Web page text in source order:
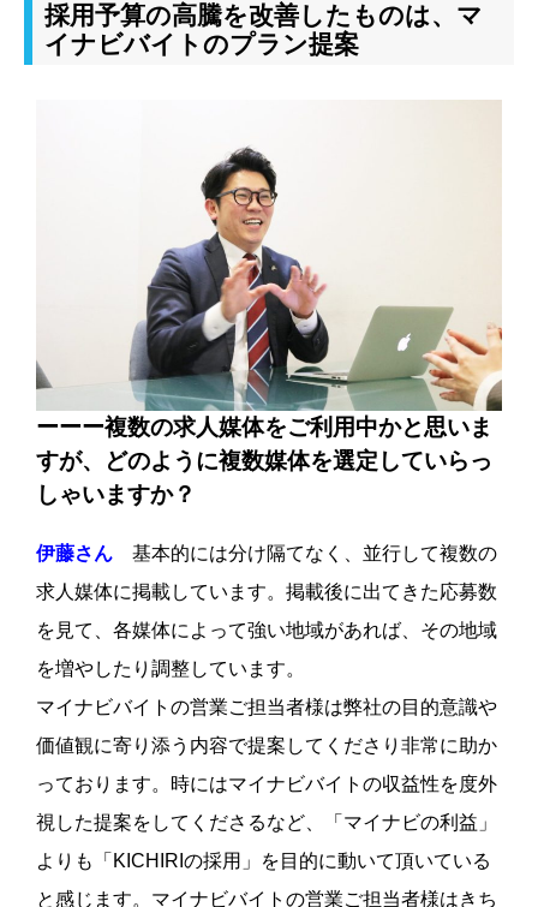
採用予算の高騰を改善したものは、マ
イナビバイトのプラン提案
ーーー複数の求人媒体をご利用中かと思いま
すが、どのように複数媒体を選定していらっ
しゃいますか？
伊藤さん 基本的には分け隔てなく、並行して複数の
求人媒体に掲載しています。掲載後に出てきた応募数
を見て、各媒体によって強い地域があれば、その地域
を増やしたり調整しています。
マイナビバイトの営業ご担当者様は弊社の目的意識や
価値観に寄り添う内容で提案してくださり非常に助か
っております。時にはマイナビバイトの収益性を度外
視した提案をしてくださるなど、「マイナビの利益」
よりも「KICHIRIの採用」を目的に動いて頂いている
と感じます。マイナビバイトの営業ご担当者様はきち